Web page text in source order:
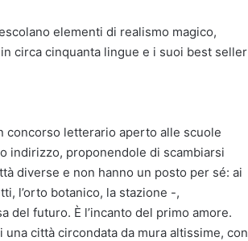
elementi di realismo magico,
circa cinquanta lingue e i suoi best seller
concorso letterario aperto alle scuole
indirizzo, proponendole di scambiarsi
diverse e non hanno un posto per sé: ai
l’orto botanico, la stazione -,
del futuro. È l’incanto del primo amore.
città circondata da mura altissime, con